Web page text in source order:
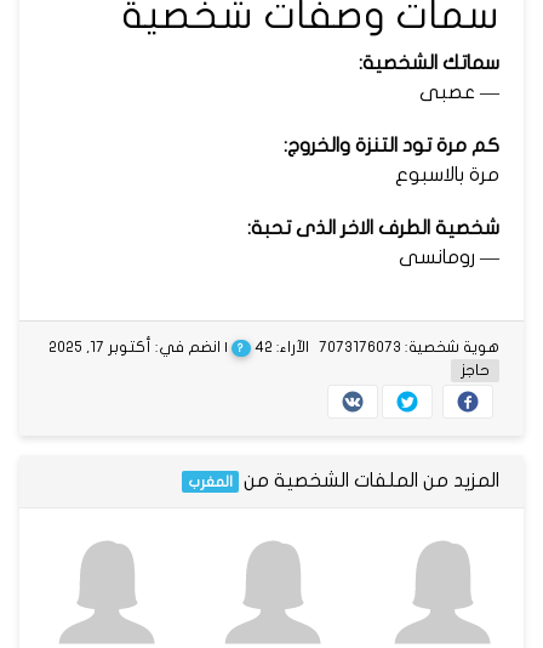
سمات وصفات شخصية
سماتك الشخصية:
— عصبى
كم مرة تود التنزة والخروج:
مرة بالاسبوع
شخصية الطرف الاخر الذى تحبة:
— رومانسى
الآراء: 42 ? | انضم في: أكتوبر 17, 2025
هوية شخصية: 7073176073
حاجز
المزيد من الملفات الشخصية من المغرب